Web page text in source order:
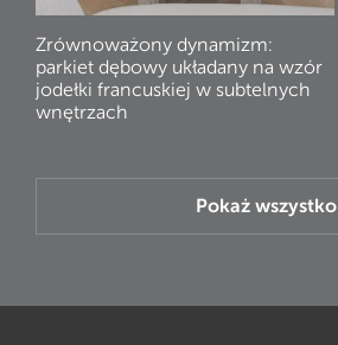
Zrównoważony dynamizm:
parkiet dębowy układany na wzór
jodełki francuskiej w subtelnych
wnętrzach
Pokaż wszystko